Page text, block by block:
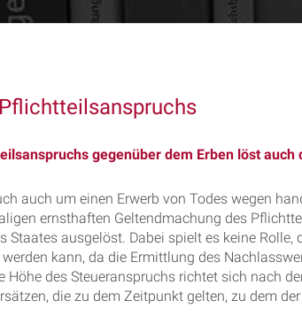
gegenüber dem Erben löst
auch um einen Erwerb von Todes wegen
ernsthaften Geltendmachung des
Staates ausgelöst. Dabei spielt es keine
kann, da die Ermittlung des
des Steueranspruchs richtet sich nach
die zu dem Zeitpunkt gelten, zu dem